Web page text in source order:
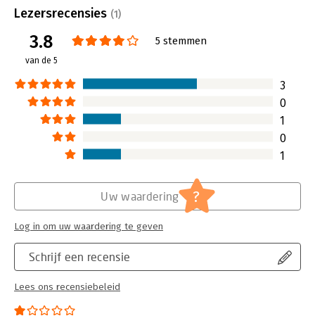
Lees verder
Lezersrecensies (1)
3.8
van de 5
5 stemmen
3
0
1
0
1
Schrijf een recensie
Lees ons recensiebeleid
Uw waardering ?
Log in om uw waardering te geven